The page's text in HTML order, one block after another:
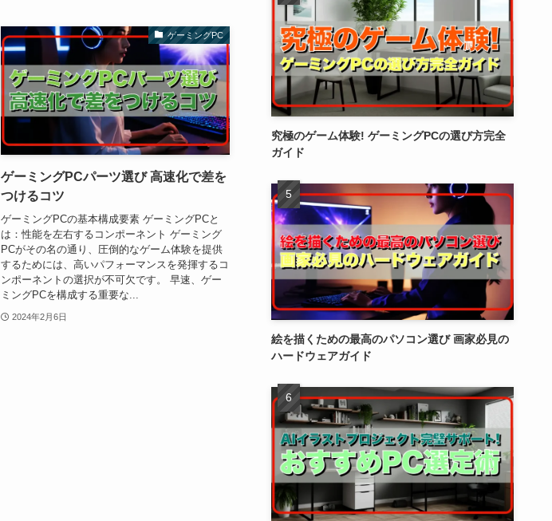
ゲーミングPC
ゲーミングPCパーツ選び 高速化で差を
つけるコツ
ゲーミングPCの基本構成要素 ゲーミングPCと
は：性能を左右するコンポーネント ゲーミング
PCがその名の通り、圧倒的なゲーム体験を提供
するためには、高いパフォーマンスを発揮するコ
ンポーネントの選択が不可欠です。 早速、ゲー
ミングPCを構成する重要な...
2024年2月6日
究極のゲーム体験! ゲーミングPCの選び方完全
ガイド
絵を描くための最高のパソコン選び 画家必見の
ハードウェアガイド